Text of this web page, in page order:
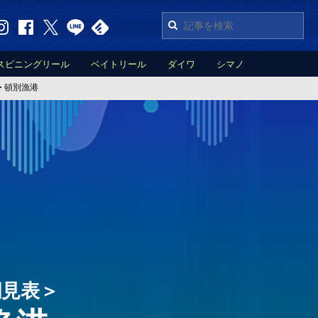
ピニングリール ベイトリール ダイワ シマノ
頓別漁港
表＞